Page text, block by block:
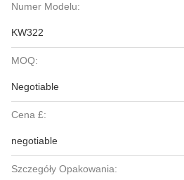
Numer Modelu:
KW322
MOQ:
Negotiable
Cena £:
negotiable
Szczegóły Opakowania: